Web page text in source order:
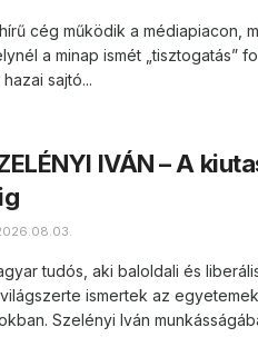
cég működik a médiapiacon,
a minap ismét „tisztogatás”
sajtó...
IVÁN – A
tudós, aki baloldali és
ismertek az
Szelényi Iván